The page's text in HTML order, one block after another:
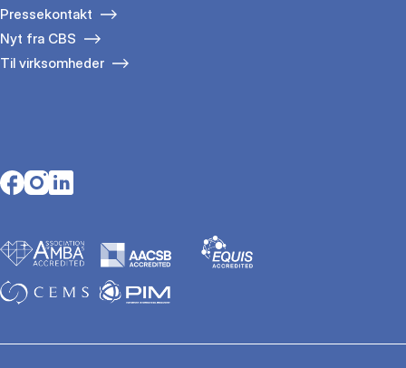
Pressekontakt
Nyt fra CBS
Til virksomheder
Opens in a new tab
Opens in a new tab
Opens in a new tab